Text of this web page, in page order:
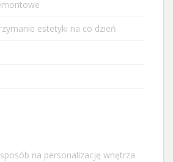
estetyki na co dzień
na personalizację wnętrza